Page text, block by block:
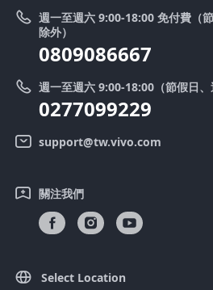
零配件價格查詢
送修服務
IMEI 碼驗證
客戶服務隱私權聲明
下載還原 Log 的 LUT
法律聲明
優惠活動
舊機換新機
vivo 隱私權中心
週一至週六 9:00-18:00 免付費（
除外）
0809086667
週一至週六 9:00-18:00（節假日、
0277099229
support@tw.vivo.com
關注我們
Select Location